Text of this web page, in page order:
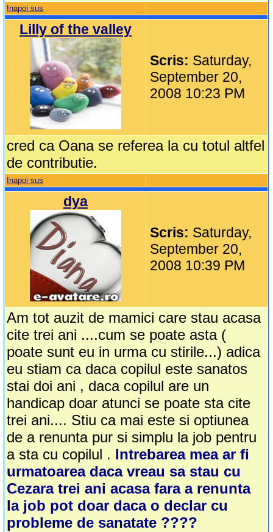
Inapoi sus
Lilly of the valley
Scris: Saturday,
September 20,
2008 10:23 PM
cred ca Oana se referea la cu totul altfel
de contributie.
Inapoi sus
dya
Scris: Saturday,
September 20,
2008 10:39 PM
Am tot auzit de mamici care stau acasa
cite trei ani ....cum se poate asta (
poate sunt eu in urma cu stirile...) adica
eu stiam ca daca copilul este sanatos
stai doi ani , daca copilul are un
handicap doar atunci se poate sta cite
trei ani.... Stiu ca mai este si optiunea
de a renunta pur si simplu la job pentru
a sta cu copilul . Intrebarea mea ar fi
urmatoarea daca vreau sa stau cu
Cezara trei ani acasa fara a renunta
la job pot doar daca o declar cu
probleme de sanatate ????